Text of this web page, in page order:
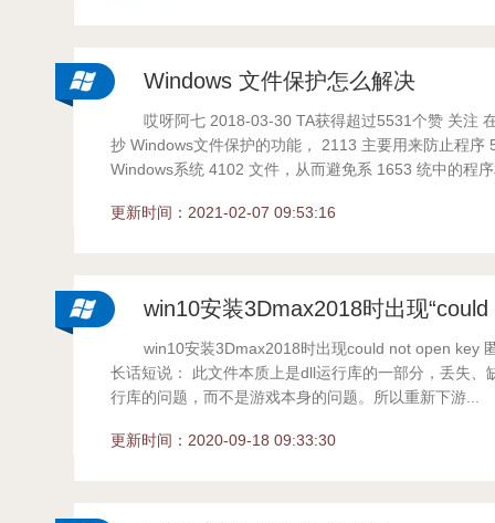
Windows 文件保护怎么解决
哎呀阿七 2018-03-30 TA获得超过5531个赞 关注
抄 Windows文件保护的功能， 2113 主要用来防止程序
Windows系统 4102 文件，从而避免系 1653 统中的程
更新时间：2021-02-07 09:53:16
win10安装3Dmax2018时出现
win10安装3Dmax2018时出现could not open key
长话短说： 此文件本质上是dll运行库的一部分，丢失、
行库的问题，而不是游戏本身的问题。所以重新下游...
更新时间：2020-09-18 09:33:30